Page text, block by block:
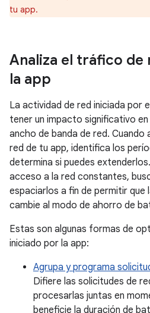
tu app.
Analiza el tráfico
la app
La actividad de red iniciada por
tener un impacto significativo en
ancho de banda de red. Cuando
red de tu app, identifica los
determina si puedes
acceso a la red constantes,
espaciarlos a fin de permitir que
cambie al modo de ahorro de
Estas son algunas formas de
iniciado por la app:
Agrupa y programa
Difiere las solicitudes de
procesarlas juntas en
beneficie la duración de